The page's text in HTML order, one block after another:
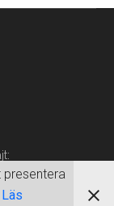
presentera
Läs